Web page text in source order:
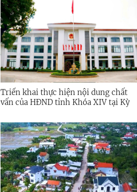
Triển khai thực hiện nội dung chất
vấn của HĐND tỉnh Khóa XIV tại Kỳ